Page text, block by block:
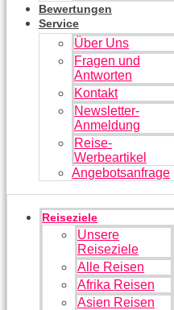
Bewertungen
Service
Über Uns
Fragen und
Antworten
Kontakt
Newsletter-
Anmeldung
Reise-
Werbeartikel
Angebotsanfrage
Reiseziele
Unsere
Reiseziele
Alle Reisen
Afrika Reisen
Asien Reisen